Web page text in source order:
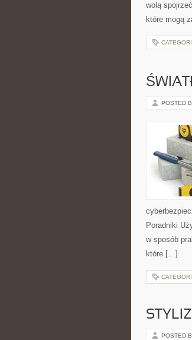
wolą
które mogą
POSTED
Poradniki
w sposób
które […]
POSTED